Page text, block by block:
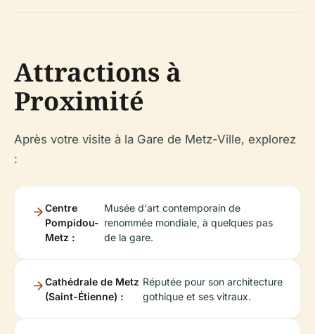
Attractions à
Proximité
Après votre visite à la Gare de Metz-Ville, explorez
:
Centre
Pompidou-
Metz :
Musée d'art contemporain de
renommée mondiale, à quelques pas
de la gare.
Cathédrale de Metz
(Saint-Étienne) :
Réputée pour son architecture
gothique et ses vitraux.